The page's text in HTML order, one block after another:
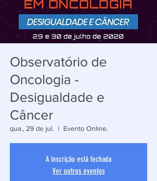
Observatório de
Oncologia -
Desigualdade e
Câncer
qua., 29 de jul.
  |
Evento Online.
A inscrição está fechada
Ver outros eventos